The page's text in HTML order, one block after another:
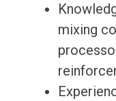
mixing